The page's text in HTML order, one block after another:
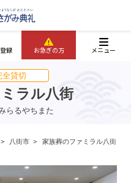
貸切
ラル八街
らるやちまた
八街市 家族葬のファミラル八街
録 お急ぎの方 メニュー